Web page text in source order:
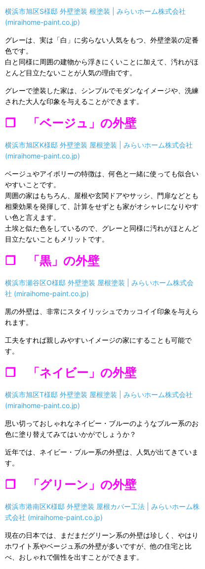
横浜市旭区S様邸 外壁塗装 根塗装 | みらいホーム株式会社
(miraihome-paint.co.jp)
グレーは、実は「白」に劣らない人気をもつ、外壁塗装の定番
色です。
白と同様に周囲の建物から浮きにくいことに加えて、汚れがほ
とんど目立たないことが人気の理由です。
グレーで塗装した家は、シンプルでモダンなイメージや、洗練
された大人な印象を与えることができます。
❒ 「ベージュ」の外壁
横浜市旭区K様邸 外壁塗装 屋根塗装 | みらいホーム株式会社
(miraihome-paint.co.jp)
ベージュやアイボリーの特徴は、何色と一緒に使っても似合い
やすいことです。
周囲の家はもちろん、屋根や玄関ドアやサッシ、門扉などとも
相乗効果を発揮して、計算をせずとも家がオシャレになりやす
い色と言えます。
土埃と似た色をしているので、グレーと同様に汚れがほとんど
目立たないこともメリットです。
❒ 「黒」の外壁
横浜市瀬谷区O様邸 外壁塗装 屋根塗装 | みらいホーム株式会
社 (miraihome-paint.co.jp)
黒の外壁は、非常にスタイリッシュでカッコイイ印象を与えら
れます。
工夫をすれば親しみやすいイメージの家にすることも可能で
す。
❒ 「ネイビー」の外壁
横浜市旭区T様邸 外壁塗装 屋根塗装 | みらいホーム株式会社
(miraihome-paint.co.jp)
思い切っておしゃれなネイビー・ブルーのようなブルー系のお
色に塗り替えてみてはいかがでしょうか？
近年では、ネイビー・ブルー系の外壁は、人気が出てきていま
す。
❒ 「グリーン」の外壁
横浜市港南区K様邸 外壁塗装 屋根カバー工法 | みらいホーム株
式会社 (miraihome-paint.co.jp)
現在の日本では、まだまだグリーン系の外壁は珍しく、やはり
ホワイト系やベージュ系の外壁が多いですが、他の住宅と比
べ、おしゃれで個性を出すことができます。